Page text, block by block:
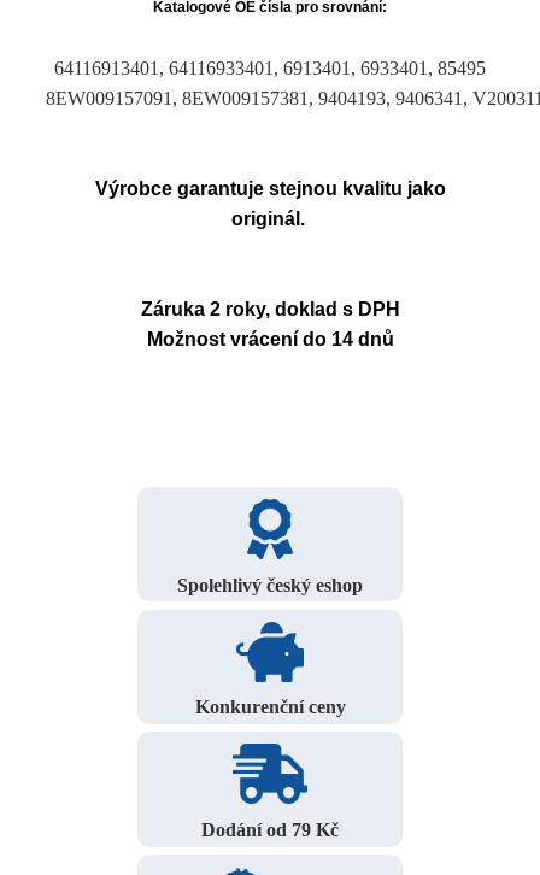
Katalogové OE čísla pro srovnání:
64116913401, 64116933401, 6913401, 6933401, 85495
8EW009157091, 8EW009157381, 9404193, 9406341,
Výrobce garantuje stejnou kvalitu jako
originál.
Záruka 2 roky, doklad s DPH
Možnost vrácení do 14 dnů
Spolehlivý český eshop
Konkurenční ceny
Dodání od 79 Kč